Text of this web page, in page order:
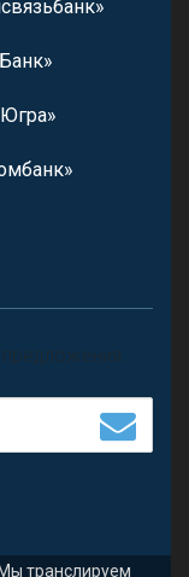
транслируем